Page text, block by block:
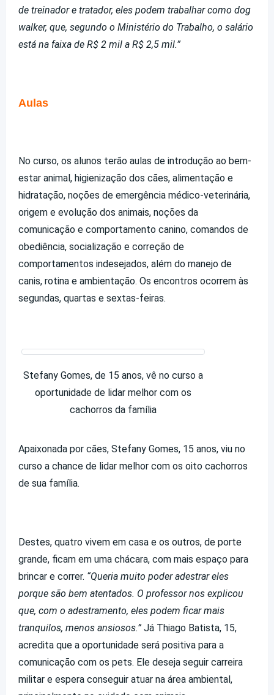
de treinador e tratador, eles podem trabalhar como dog
walker, que, segundo o Ministério do Trabalho, o salário
está na faixa de R$ 2 mil a R$ 2,5 mil.”
Aulas
No curso, os alunos terão aulas de introdução ao bem-
estar animal, higienização dos cães, alimentação e
hidratação, noções de emergência médico-veterinária,
origem e evolução dos animais, noções da
comunicação e comportamento canino, comandos de
obediência, socialização e correção de
comportamentos indesejados, além do manejo de
canis, rotina e ambientação. Os encontros ocorrem às
segundas, quartas e sextas-feiras.
Stefany Gomes, de 15 anos, vê no curso a
oportunidade de lidar melhor com os
cachorros da família
Apaixonada por cães, Stefany Gomes, 15 anos, viu no
curso a chance de lidar melhor com os oito cachorros
de sua família.
Destes, quatro vivem em casa e os outros, de porte
grande, ficam em uma chácara, com mais espaço para
brincar e correr. “Queria muito poder adestrar eles
porque são bem atentados. O professor nos explicou
que, com o adestramento, eles podem ficar mais
tranquilos, menos ansiosos.” Já Thiago Batista, 15,
acredita que a oportunidade será positiva para a
comunicação com os pets. Ele deseja seguir carreira
militar e espera conseguir atuar na área ambiental,